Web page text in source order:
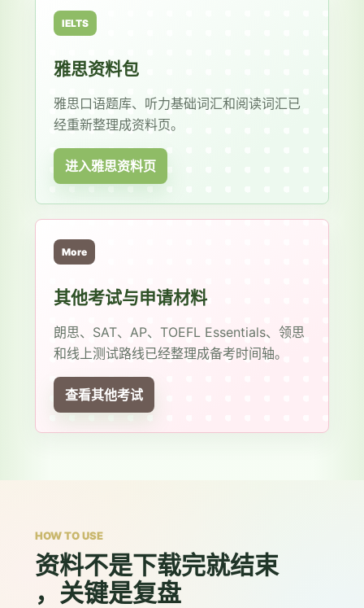
IELTS
雅思资料包
雅思口语题库、听力基础词汇和阅读词汇已
经重新整理成资料页。
进入雅思资料页
More
其他考试与申请材料
朗思、SAT、AP、TOEFL Essentials、领思
和线上测试路线已经整理成备考时间轴。
查看其他考试
HOW TO USE
资料不是下载完就结束
，关键是复盘